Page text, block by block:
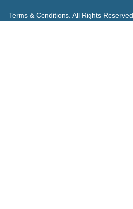
Terms & Conditions. All Rights Reserved.